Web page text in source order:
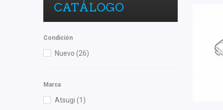
CATÁLOGO
Condición
Nuevo (26)
Marca
Atsugi (1)